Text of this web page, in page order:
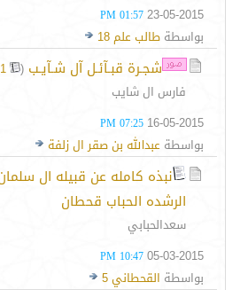
23-05-2015
01:57 PM
بواسطة طالب علم 18
شجـرة قبـآئـل آل شـآيـب (
1
فارس ال شايب
16-05-2015
07:25 PM
بواسطة عبدالله بن صقر ال زلفة
نبذه كامله عن قبيله ال
الرشده الحباب قحطان
سعدالحبابي
05-03-2015
10:47 PM
بواسطة القحطاني 5